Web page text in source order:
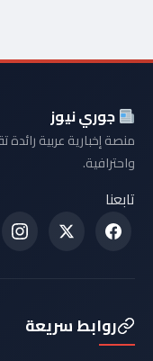
جوري نيوز
منصة إخبارية عربية رائدة
واحترافية.
تابعنا
روابط سريعة